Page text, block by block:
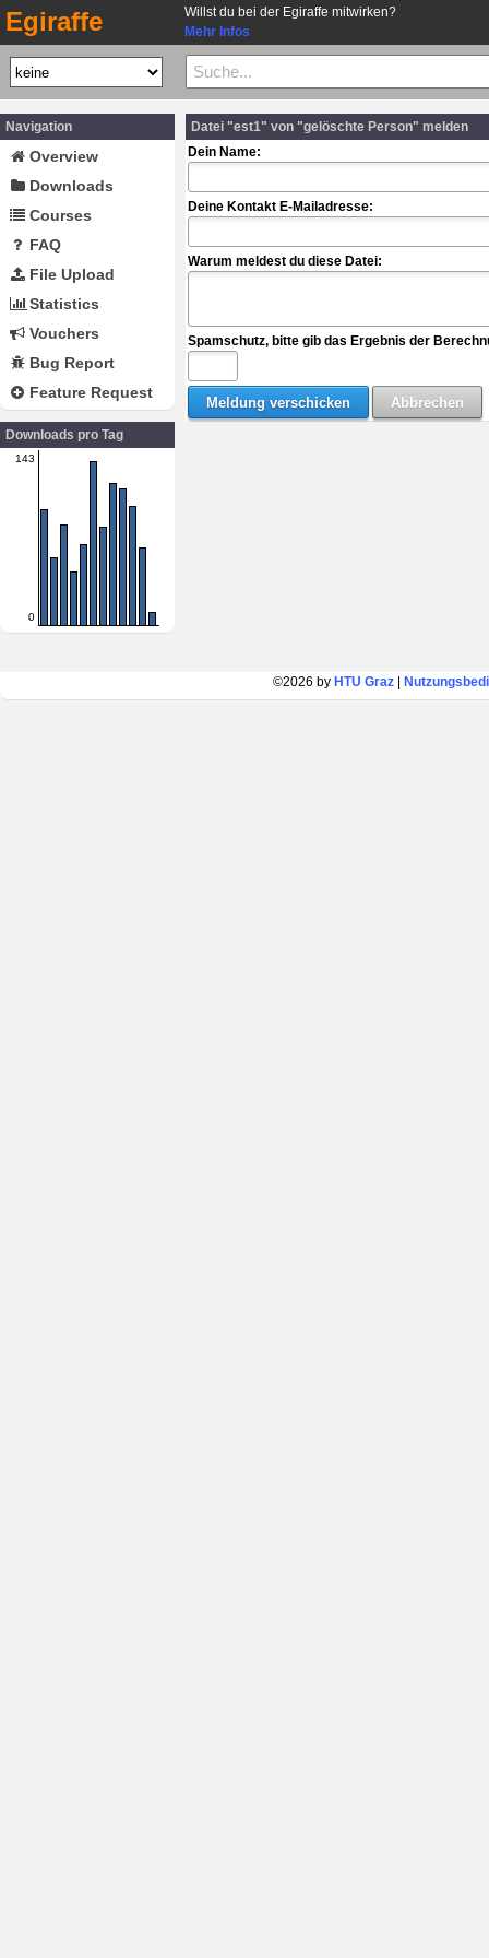
Egiraffe
Willst du bei der Egiraffe mitwirken?
Mehr Infos
Navigation
Overview
Downloads
Courses
FAQ
File Upload
Statistics
Vouchers
Bug Report
Feature Request
Downloads pro Tag
143
0
Datei "est1" von "gelöschte Person" melden
Dein Name:
Deine Kontakt E-Mailadresse:
Warum meldest du diese Datei:
Spamschutz, bitte gib das Ergebnis der
©2026 by HTU Graz|